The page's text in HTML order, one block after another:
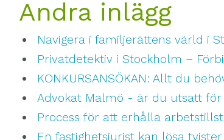
Andra inlägg
Navigera i familjerättens värld i
Privatdetektiv i Stockholm –
KONKURSANSÖKAN: Allt du
Advokat Malmö - är du utsatt
Process för att erhålla
En fastighetsjurist kan lösa